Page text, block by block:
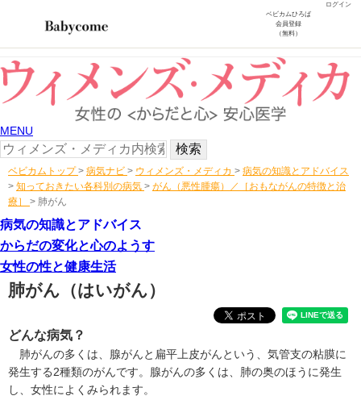
ログイン
ベビカムひろば
会員登録
（無料）
MENU
ベビカムトップ > 病気ナビ > ウィメンズ・メディカ > 病気の知識とアドバイス
> 知っておきたい各科別の病気 > がん（悪性腫瘍）／［おもながんの特徴と治
療］
> 肺がん
病気の知識とアドバイス
からだの変化と心のようす
女性の性と健康生活
肺がん （はいがん）
どんな病気？
肺がんの多くは、腺がんと扁平上皮がんという、気管支の粘膜に
発生する2種類のがんです。腺がんの多くは、肺の奥のほうに発生
し、女性によくみられます。